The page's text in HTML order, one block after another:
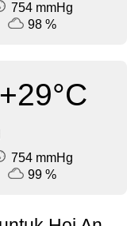
754 mmHg
98 %
+29°C
754 mmHg
99 %